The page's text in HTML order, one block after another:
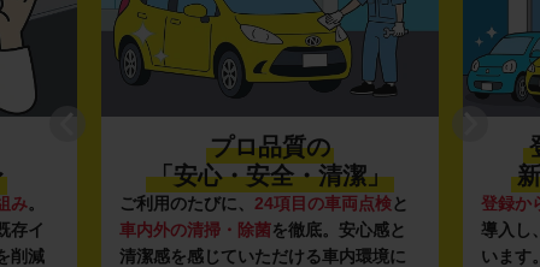
み。
存イ
削減
プロ品質の
「安心・安全・清潔」
ご利用のたびに、 24項目の車両点検と
車内外の清掃・除菌を徹底。安心感と
清潔感を感じていただける車内環境に
登録か
導入し
います